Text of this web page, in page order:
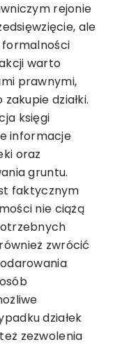
rejonie
ale
formalności
warto
prawnymi,
działki.
księgi
informacje
oraz
gruntu.
faktycznym
nie ciążą
zwrócić
działek
zezwolenia